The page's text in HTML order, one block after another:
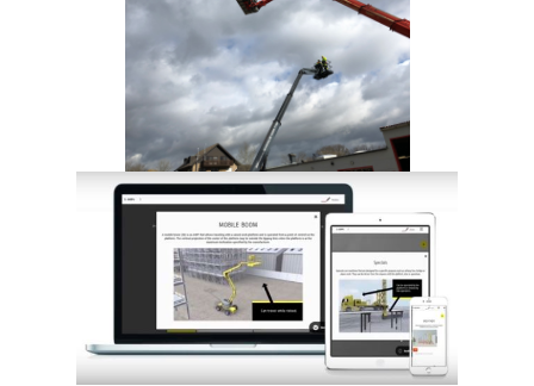
häufig vertraglich gefordert
von Industrie- und Großkunden vorausgesetzt
international als anerkannter Schulungsstandard
→ DGUV ist Pflicht – IPAF ist höherer
internationaler Schulungsstandard.
IPAF und DGUV – rechtssichere Abgrenzung
Gesetzlich verbindlich: